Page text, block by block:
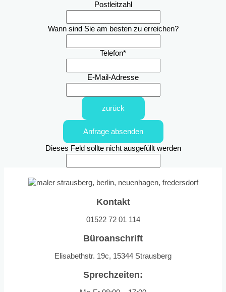
Postleitzahl
Wann sind Sie am besten zu erreichen?
Telefon*
E-Mail-Adresse
zurück
Anfrage absenden
Dieses Feld sollte nicht ausgefüllt werden
Kontakt
01522 72 01 114
Büroanschrift
Elisabethstr. 19c, 15344 Strausberg
Sprechzeiten: